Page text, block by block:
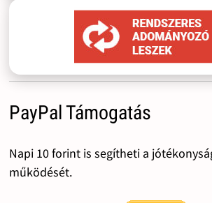
PayPal Támogatás
Napi 10 forint is segítheti a
működését.